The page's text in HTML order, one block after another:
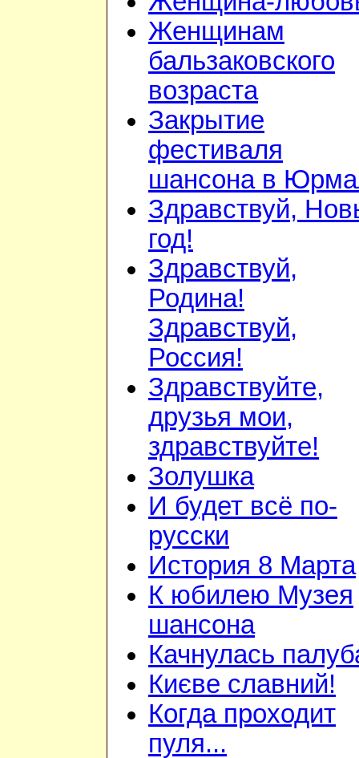
Женщинам
бальзаковского
возраста
Закрытие
фестиваля
шансона в
Здравствуй,
год!
Здравствуй,
Родина!
Здравствуй,
Россия!
Здравствуйте,
друзья мои,
здравствуйте!
Золушка
И будет всё по-
русски
История 8 Марта
К юбилею Музея
шансона
Качнулась
Києве славний!
Когда проходит
пуля...